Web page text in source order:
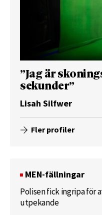
”Jag är
sekunder”
Lisah Silfwer
Fler profiler
MEN-fällningar
Polisen fick ingripa för
utpekande